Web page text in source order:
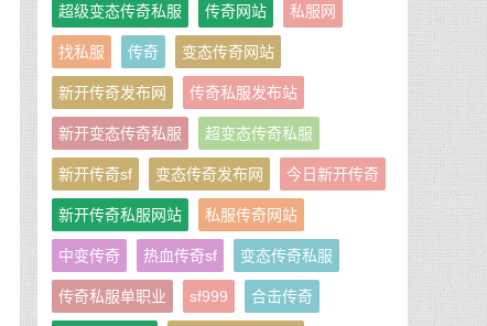
超级变态传奇私服 传奇网站 私服网
找私服 传奇 变态传奇网站
新开传奇发布网 传奇私服发布站
新开变态传奇私服 超变态传奇私服
新开传奇sf 变态传奇发布网 今日新开传奇
新开传奇私服网站 私服传奇网站
中变传奇 热血传奇sf 变态传奇私服
传奇私服单职业 sf999 合击传奇